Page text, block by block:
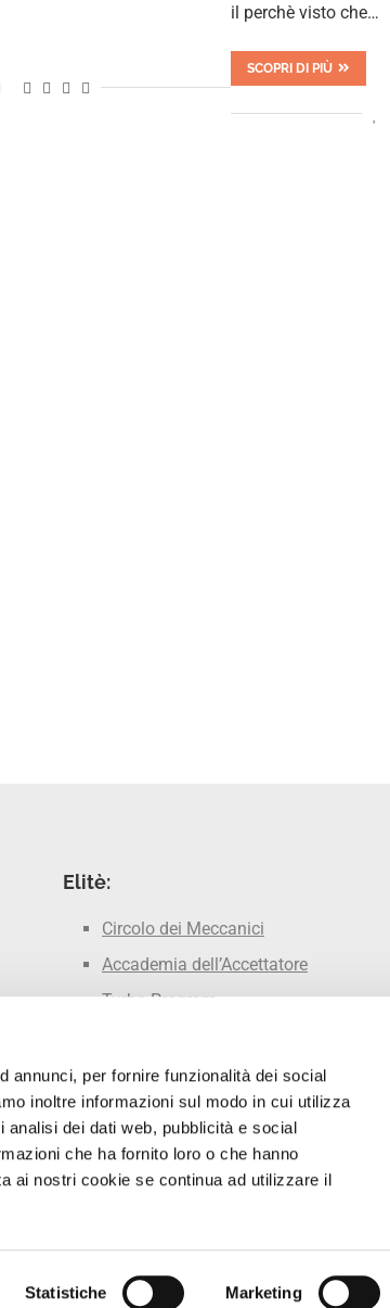
annunci, per fornire funzionalità dei social
inoltre informazioni sul modo in cui utilizza
dei dati web, pubblicità e social
che ha fornito loro o che hanno
ai nostri cookie se continua ad utilizzare il
Statistiche Marketing
il perchè visto che…
SCOPRI DI PIÙ
Elitè:
Circolo dei Meccanici
Accademia dell’Accettatore
Turbo Program
Summit del Meccanico